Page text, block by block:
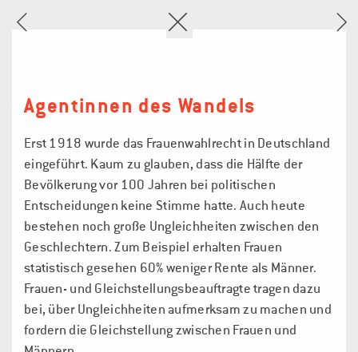
Agentinnen des Wandels
Erst 1918 wurde das Frauenwahlrecht in Deutschland
eingeführt. Kaum zu glauben, dass die Hälfte der
Bevölkerung vor 100 Jahren bei politischen
Entscheidungen keine Stimme hatte. Auch heute
bestehen noch große Ungleichheiten zwischen den
Geschlechtern. Zum Beispiel erhalten Frauen
statistisch gesehen 60% weniger Rente als Männer.
Frauen- und Gleichstellungsbeauftragte tragen dazu
bei, über Ungleichheiten aufmerksam zu machen und
fordern die Gleichstellung zwischen Frauen und